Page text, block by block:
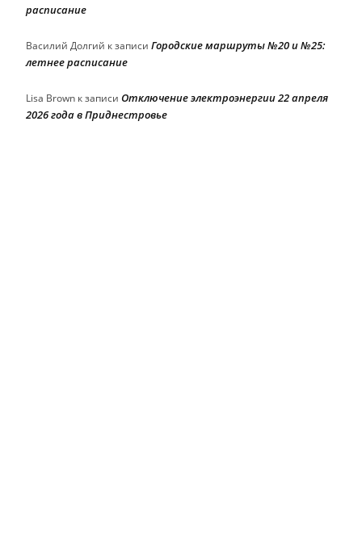
расписание
Василий Долгий к записи Городские маршруты №20 и №25:
летнее расписание
Lisa Brown к записи Отключение электроэнергии 22 апреля
2026 года в Приднестровье